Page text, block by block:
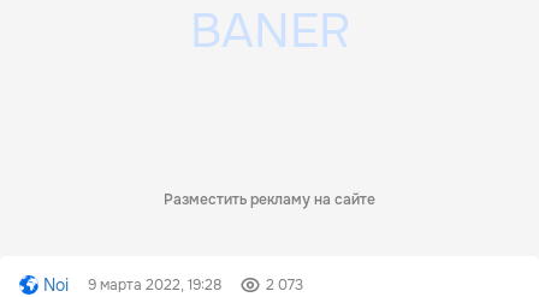
Разместить рекламу на сайте
Noi 9 марта 2022, 19:28 2 073